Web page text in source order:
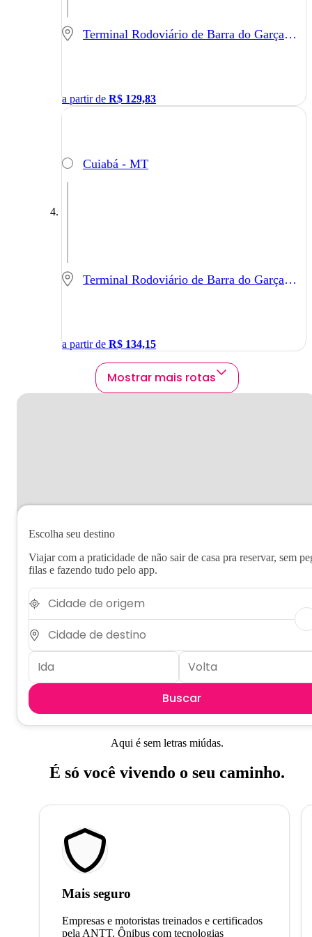
Terminal Rodoviário de Barra do Garças - Barra do Garças - MT
a partir de R$ 129,83
Cuiabá - MT
Terminal Rodoviário de Barra do Garças - Barra do Garças - MT
a partir de R$ 134,15
Mostrar mais rotas
Escolha seu destino
Viajar com a praticidade de não sair de casa pra reservar, sem
filas e fazendo tudo pelo app.
Buscar
Aqui é sem letras miúdas.
É só você vivendo o seu caminho.
Mais seguro
Empresas e motoristas treinados e certificados
pela ANTT. Ônibus com tecnologias